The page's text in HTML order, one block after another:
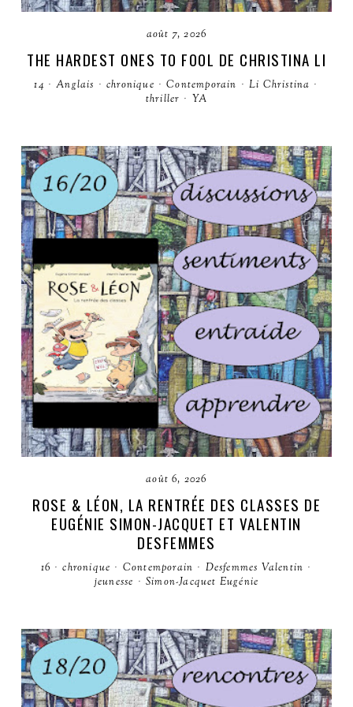
août 7, 2026
THE HARDEST ONES TO FOOL DE CHRISTINA LI
14 · Anglais · chronique · Contemporain · Li Christina ·
thriller · YA
août 6, 2026
ROSE & LÉON, LA RENTRÉE DES CLASSES DE
EUGÉNIE SIMON-JACQUET ET VALENTIN
DESFEMMES
16 · chronique · Contemporain · Desfemmes Valentin ·
jeunesse · Simon-Jacquet Eugénie